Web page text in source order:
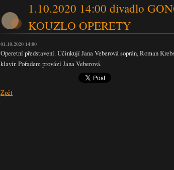
1.10.2020 14:00 divadlo
KOUZLO OPERETY
01.10.2020 14:00
Operetní představení. Účinkují Jana Veberová soprán, Roman
klavír. Pořadem provází Jana Veberová.
Zpět